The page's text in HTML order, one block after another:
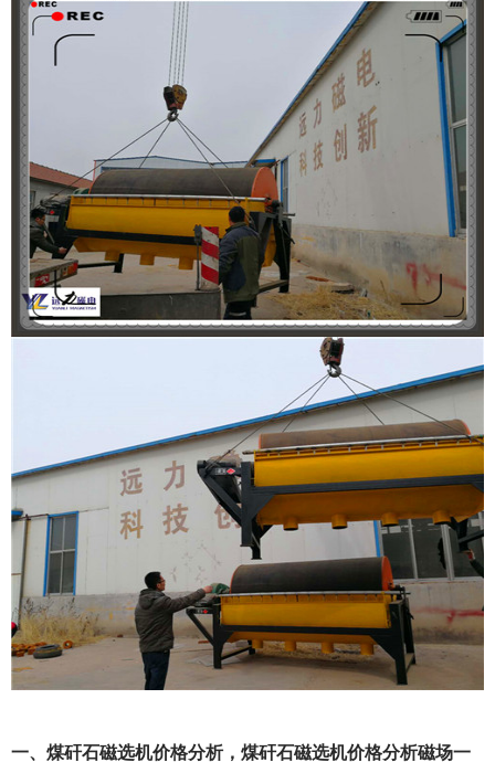
一、煤矸石磁选机价格分析，煤矸石磁选机价格分析磁场一